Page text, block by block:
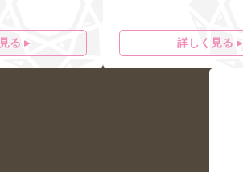
る ▸ 詳しく見る ▸